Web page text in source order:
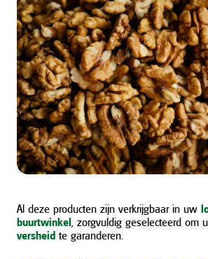
Al deze producten zijn verkrijgbaar in uw
buurtwinkel, zorgvuldig geselecteerd om u
versheid te garanderen.